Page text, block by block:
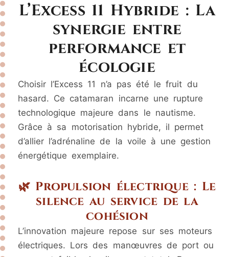
L’Excess 11 Hybride : La
synergie entre
performance et
écologie
Choisir l’Excess 11 n’a pas été le fruit du
hasard. Ce catamaran incarne une rupture
technologique majeure dans le nautisme.
Grâce à sa motorisation hybride, il permet
d’allier l’adrénaline de la voile à une gestion
énergétique exemplaire.
🌿 Propulsion électrique : Le
silence au service de la
cohésion
L’innovation majeure repose sur ses moteurs
électriques. Lors des manœuvres de port ou